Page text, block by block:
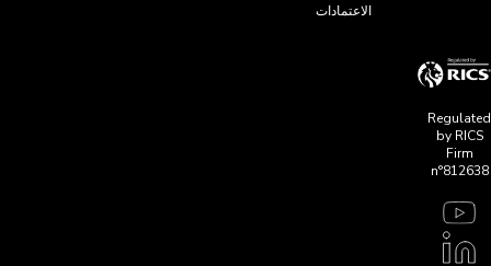
الاعتمادات
Regulated
by RICS
Firm
n°812638